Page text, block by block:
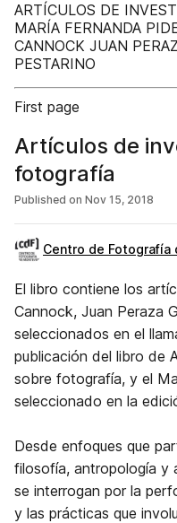
ARTÍCULOS DE
MARÍA FERNANDA
CANNOCK JUAN
PESTARINO
First page
Artículos de
fotografía
Published on Nov 15, 2018
Centro de Fotografía
El libro contiene los
Cannock, Juan Peraza
seleccionados en el
publicación del libro de
sobre fotografía, y el
seleccionado en la
Desde enfoques que
filosofía, antropología y
se interrogan por la
y las prácticas que